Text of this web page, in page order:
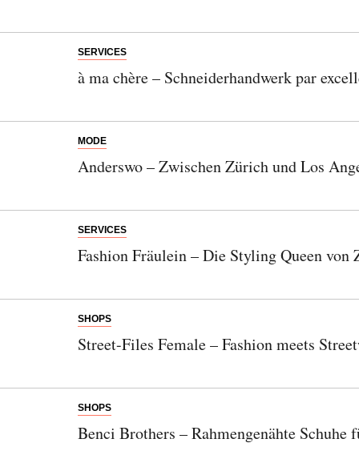
SERVICES
à ma chère – Schneiderhandwerk par
MODE
Anderswo – Zwischen Zürich und Los
SERVICES
Fashion Fräulein – Die Styling Queen von
SHOPS
Street-Files Female – Fashion meets
SHOPS
Benci Brothers – Rahmengenähte